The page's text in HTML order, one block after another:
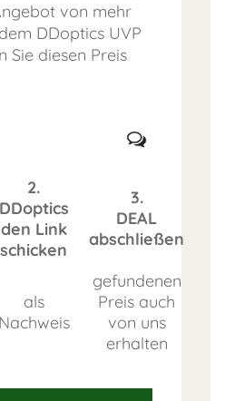
von mehr
DDoptics UVP
Sie diesen Preis
2.
DDoptics
den Link
schicken
3.
DEAL
abschließen
als
Nachweis
gefundenen
Preis auch
von uns
erhalten